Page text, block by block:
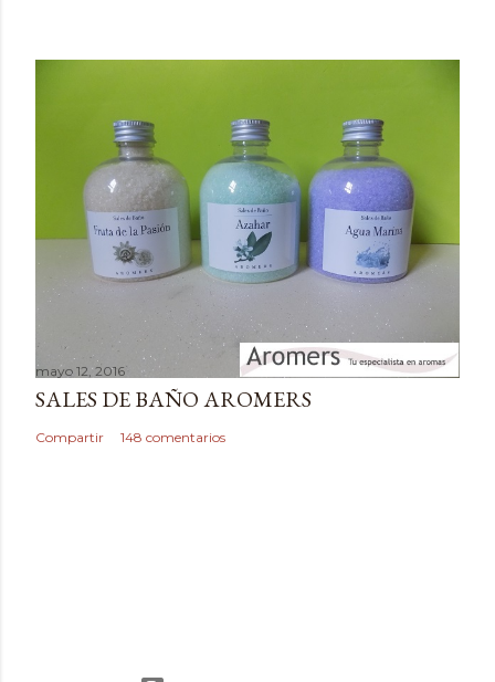
mayo 12, 2016
SALES DE BAÑO AROMERS
Compartir 148 comentarios